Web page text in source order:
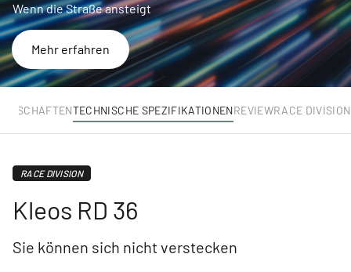
Wenn die Straße ansteigt
Mehr erfahren
TECHNISCHE SPEZIFIKATIONENREVIEWRACE DIVISION
RACE DIVISION
Kleos RD 36
Sie können sich nicht verstecken